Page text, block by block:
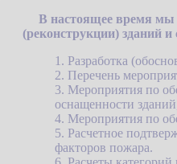
В настоящее время мы
(реконструкции) зданий
1. Разработка
2. Перечень
3. Мероприятия по
оснащенности
4. Мероприятия по
5. Расчетное
факторов пожара.